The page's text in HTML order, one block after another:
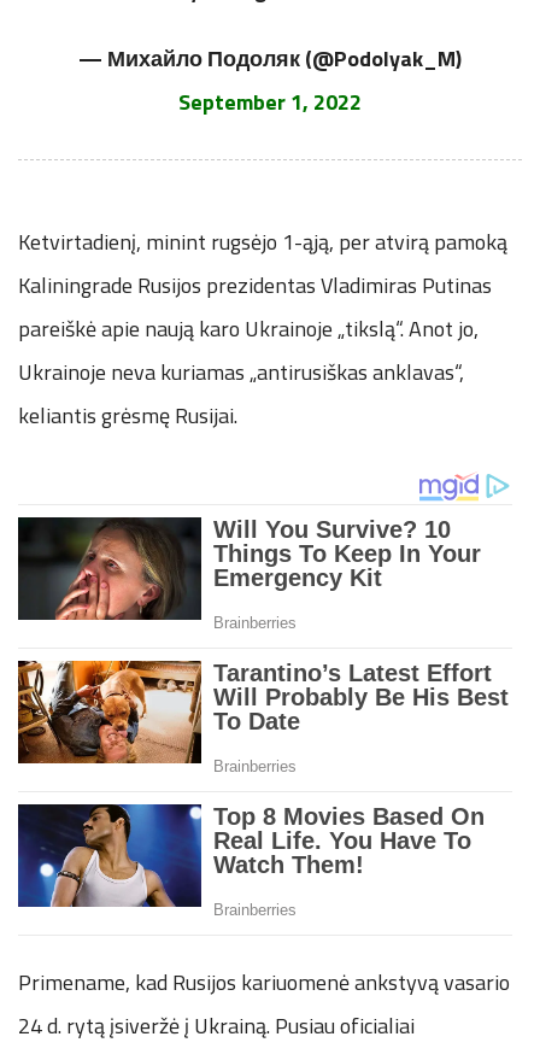
— Михайло Подоляк (@Podolyak_M)
September 1, 2022
Ketvirtadienį, minint rugsėjo 1-ąją, per atvirą pamoką
Kaliningrade Rusijos prezidentas Vladimiras Putinas
pareiškė apie naują karo Ukrainoje „tikslą“. Anot jo,
Ukrainoje neva kuriamas „antirusiškas anklavas“,
keliantis grėsmę Rusijai.
Primename, kad Rusijos kariuomenė ankstyvą vasario
24 d. rytą įsiveržė į Ukrainą. Pusiau oficialiai